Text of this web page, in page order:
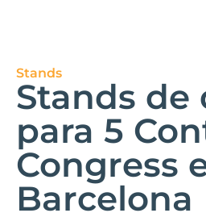
Stands
Stands de
para 5
Congress
Barcelona